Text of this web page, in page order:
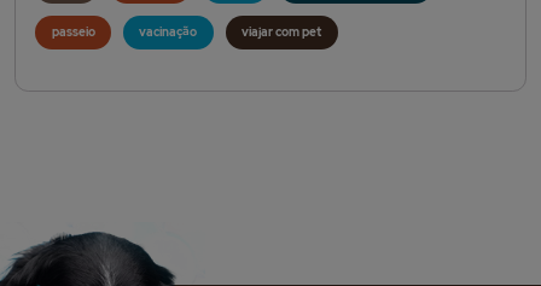
passeio vacinação viajar com pet